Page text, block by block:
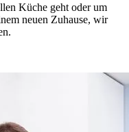
Küche geht oder um
neuen Zuhause, wir